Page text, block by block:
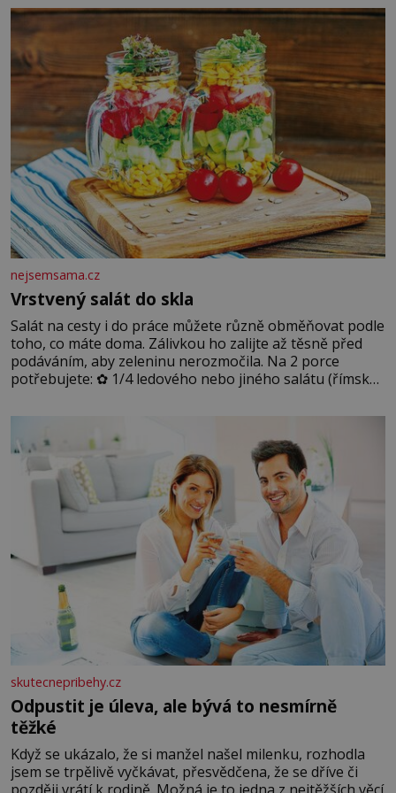
blonďaté vlásky. Fakt, že jsou těla dávných lidí nesmírně
dobře zachovalá, přičítají odborníci zdejším klimatickým
podmínkám. Sucho, prosolené písky a extrémně
nejsemsama.cz
Vrstvený salát do skla
Salát na cesty i do práce můžete různě obměňovat podle
toho, co máte doma. Zálivkou ho zalijte až těsně před
podáváním, aby zeleninu nerozmočila. Na 2 porce
potřebujete: ✿ 1/4 ledového nebo jiného salátu (římský
okurky ✿ 2 rajčata Zálivka: ✿ 4 lžíce olivového oleje ✿ 1
lžíci citronové šťávy ✿ ½ stroužku
skutecnepribehy.cz
Odpustit je úleva, ale bývá to nesmírně
těžké
Když se ukázalo, že si manžel našel milenku, rozhodla
jsem se trpělivě vyčkávat, přesvědčena, že se dříve či